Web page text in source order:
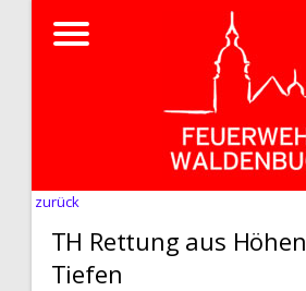
zurück
TH Rettung aus
Tiefen